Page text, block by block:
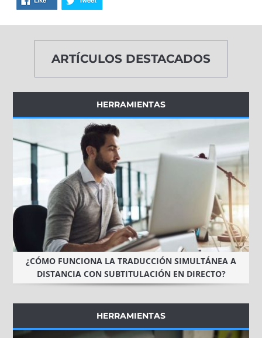
ARTÍCULOS DESTACADOS
HERRAMIENTAS
¿CÓMO FUNCIONA LA TRADUCCIÓN SIMULTÁNEA A
DISTANCIA CON SUBTITULACIÓN EN DIRECTO?
HERRAMIENTAS